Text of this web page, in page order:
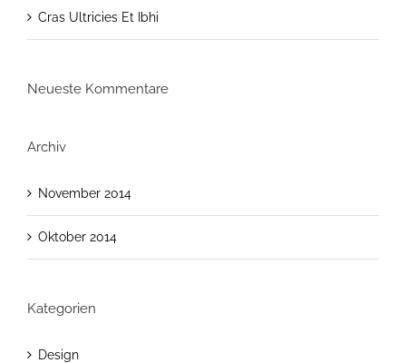
Cras Ultricies Et Ibhi
Neueste Kommentare
Archiv
November 2014
Oktober 2014
Kategorien
Design